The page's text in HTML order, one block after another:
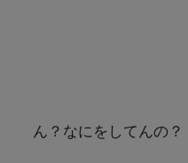
ん？なにをしてんの？